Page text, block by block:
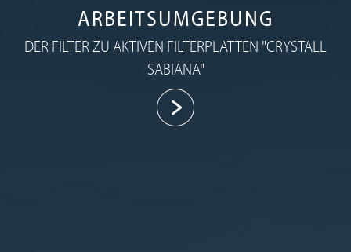
ARBEITSUMGEBUNG
DER FILTER ZU AKTIVEN FILTERPLATTEN "CRYSTALL
SABIANA"